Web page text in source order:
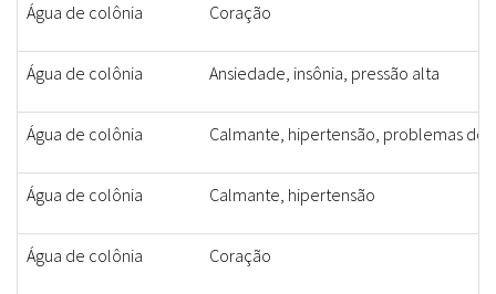
Água de colônia Coração
Água de colônia Ansiedade, insônia, pressão alta
Água de colônia Calmante, hipertensão, problemas do
Água de colônia Calmante, hipertensão
Água de colônia Coração